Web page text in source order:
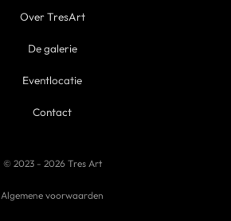
Over TresArt
De galerie
Eventlocatie
Contact
© 2023 - 2026 Tres Art
Algemene voorwaarden